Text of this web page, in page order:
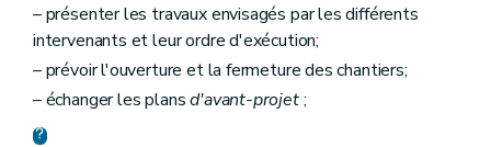
– présenter les travaux envisagés par les différents
intervenants et leur ordre d'exécution;
– prévoir l'ouverture et la fermeture des chantiers;
– échanger les plansd'avant-projet;